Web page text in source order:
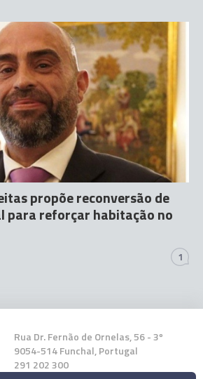
propõe reconversão de
para reforçar habitação no
1
Rua Dr. Fernão de Ornelas, 56 - 3º
9054-514 Funchal, Portugal
291 202 300